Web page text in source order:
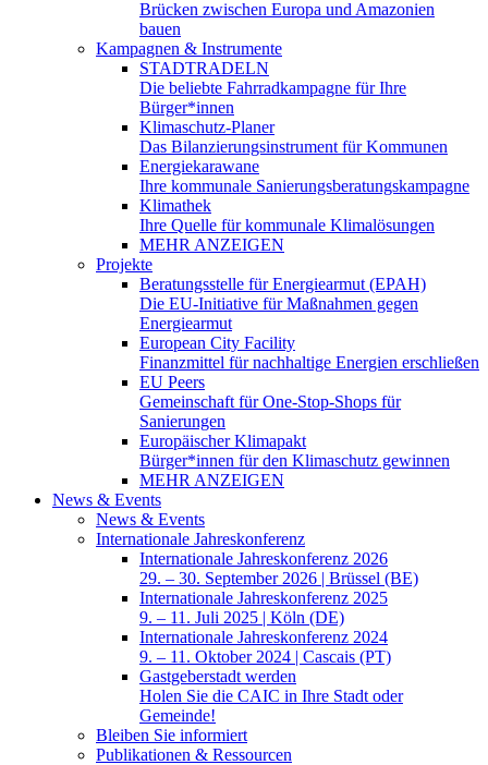
Brücken zwischen Europa und Amazonien
bauen
Kampagnen & Instrumente
STADTRADELN
Die beliebte Fahrradkampagne für Ihre
Bürger*innen
Klimaschutz-Planer
Das Bilanzierungsinstrument für Kommunen
Energiekarawane
Ihre kommunale Sanierungsberatungskampagne
Klimathek
Ihre Quelle für kommunale Klimalösungen
MEHR ANZEIGEN
Projekte
Beratungsstelle für Energiearmut (EPAH)
Die EU-Initiative für Maßnahmen gegen
Energiearmut
European City Facility
Finanzmittel für nachhaltige Energien erschließen
EU Peers
Gemeinschaft für One-Stop-Shops für
Sanierungen
Europäischer Klimapakt
Bürger*innen für den Klimaschutz gewinnen
MEHR ANZEIGEN
News & Events
News & Events
Internationale Jahreskonferenz
Internationale Jahreskonferenz 2026
29. – 30. September 2026 | Brüssel (BE)
Internationale Jahreskonferenz 2025
9. – 11. Juli 2025 | Köln (DE)
Internationale Jahreskonferenz 2024
9. – 11. Oktober 2024 | Cascais (PT)
Gastgeberstadt werden
Holen Sie die CAIC in Ihre Stadt oder
Gemeinde!
Bleiben Sie informiert
Publikationen & Ressourcen